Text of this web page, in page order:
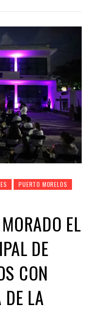
PUERTO MORELOS
EL
DE
CON
LA